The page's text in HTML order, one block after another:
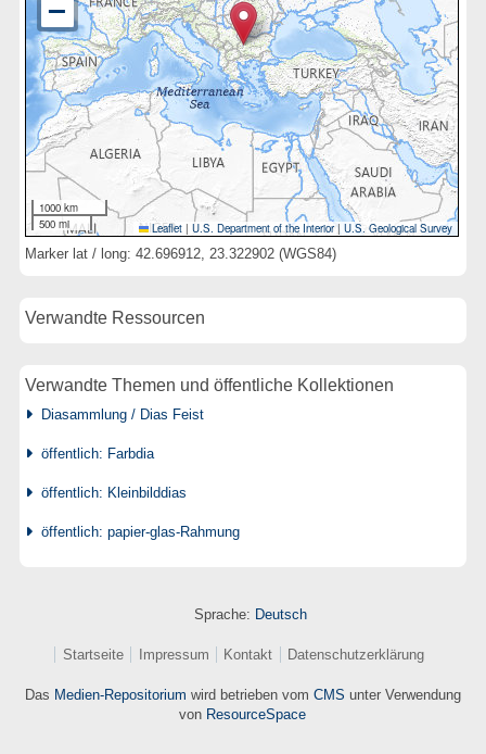
1000 km
500 mi
Leaflet | U.S. Department of the Interior|U.S. Geological Survey
Marker lat / long: 42.696912, 23.322902 (WGS84)
Verwandte Ressourcen
Verwandte Themen und öffentliche Kollektionen
Diasammlung / Dias Feist
öffentlich: Farbdia
öffentlich: Kleinbilddias
öffentlich: papier-glas-Rahmung
Sprache: Deutsch
Startseite Impressum Kontakt Datenschutzerklärung
Das Medien-Repositorium wird betrieben vom CMS unter Verwendung
von ResourceSpace